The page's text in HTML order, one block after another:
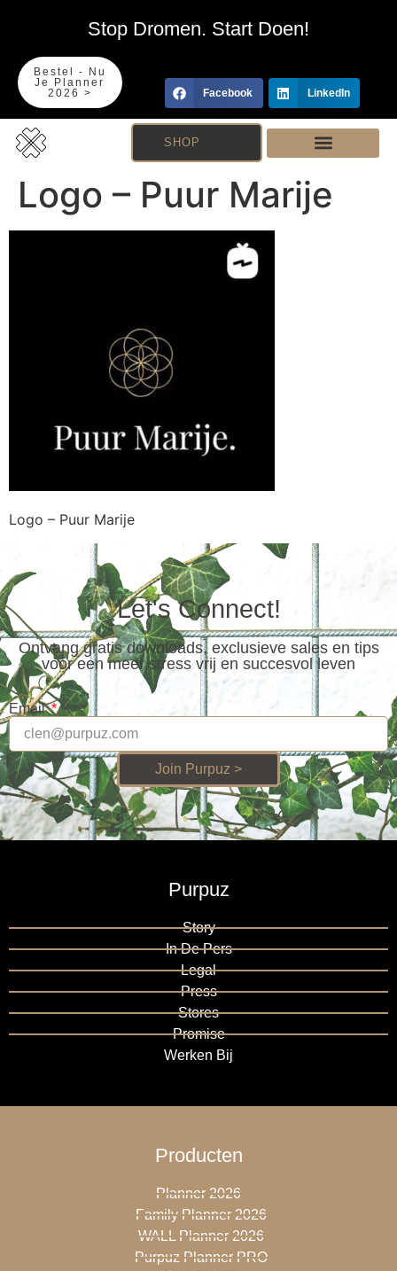
Stop Dromen. Start Doen!
Bestel - Nu
Je Planner
2026 >
Facebook LinkedIn
SHOP
Logo – Puur Marije
Logo – Puur Marije
Let's Connect!
Ontvang gratis downloads, exclusieve sales en tips
voor een meer stress vrij en succesvol leven
Email
Join Purpuz >
Purpuz
Story
In De Pers
Legal
Press
Stores
Promise
Werken Bij
Producten
Planner 2026
Family Planner 2026
WALL Planner 2026
Purpuz Planner PRO